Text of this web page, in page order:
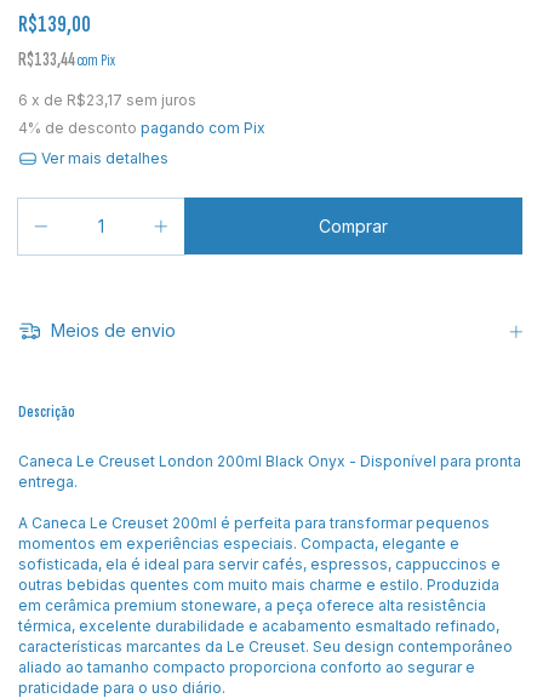
R$139,00
R$133,44com Pix
6 x de R$23,17 sem juros
4% de desconto pagando com Pix
Ver mais detalhes
Meios de envio
Descrição
Caneca Le Creuset London 200ml Black Onyx - Disponível para pronta
entrega.
A Caneca Le Creuset 200ml é perfeita para transformar pequenos
momentos em experiências especiais. Compacta, elegante e
sofisticada, ela é ideal para servir cafés, espressos, cappuccinos e
outras bebidas quentes com muito mais charme e estilo. Produzida
em cerâmica premium stoneware, a peça oferece alta resistência
térmica, excelente durabilidade e acabamento esmaltado refinado,
características marcantes da Le Creuset. Seu design contemporâneo
aliado ao tamanho compacto proporciona conforto ao segurar e
praticidade para o uso diário.